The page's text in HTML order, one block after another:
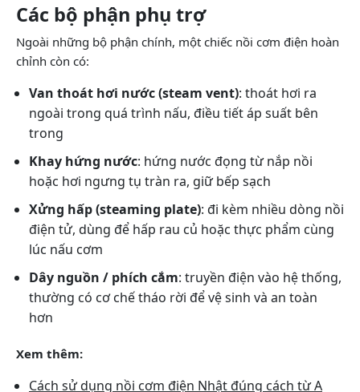
Các bộ phận phụ trợ
Ngoài những bộ phận chính, một chiếc nồi cơm điện hoàn
chỉnh còn có:
Van thoát hơi nước (steam vent): thoát hơi ra
ngoài trong quá trình nấu, điều tiết áp suất bên
trong
Khay hứng nước: hứng nước đọng từ nắp nồi
hoặc hơi ngưng tụ tràn ra, giữ bếp sạch
Xửng hấp (steaming plate): đi kèm nhiều dòng nồi
điện tử, dùng để hấp rau củ hoặc thực phẩm cùng
lúc nấu cơm
Dây nguồn / phích cắm: truyền điện vào hệ thống,
thường có cơ chế tháo rời để vệ sinh và an toàn
hơn
Xem thêm:
Cách sử dụng nồi cơm điện Nhật đúng cách từ A